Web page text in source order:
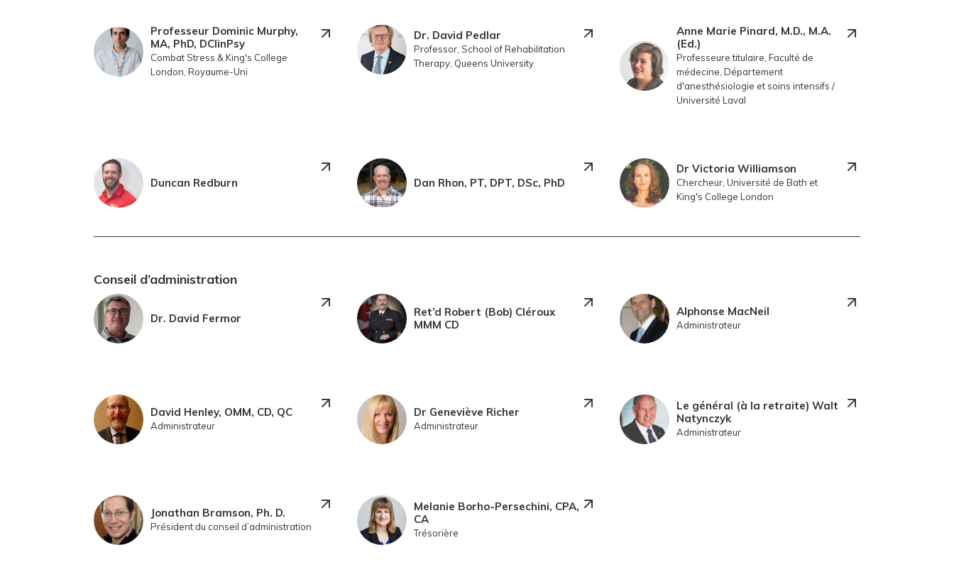
Professeur Dominic Murphy,
MA, PhD, DClinPsy
Combat Stress & King's College
London, Royaume-Uni
Dr. David Pedlar
Professor, School of Rehabilitation
Therapy, Queens University
Anne Marie Pinard, M.D., M.A.
(Ed.)
Professeure titulaire, Faculté de
médecine, Département
d'anesthésiologie et soins intensifs /
Université Laval
Duncan Redburn Dan Rhon, PT, DPT, DSc, PhD
Dr Victoria Williamson
Chercheur, Université de Bath et
King's College London
Conseil d’administration
Dr. David Fermor
Ret’d Robert (Bob) Cléroux
MMM CD
Alphonse MacNeil
Administrateur
David Henley, OMM, CD, QC
Administrateur
Dr Geneviève Richer
Administrateur
Le général (à la retraite) Walt
Natynczyk
Administrateur
Jonathan Bramson, Ph. D.
Président du conseil d’administration
Melanie Borho-Persechini, CPA,
CA
Trésorière